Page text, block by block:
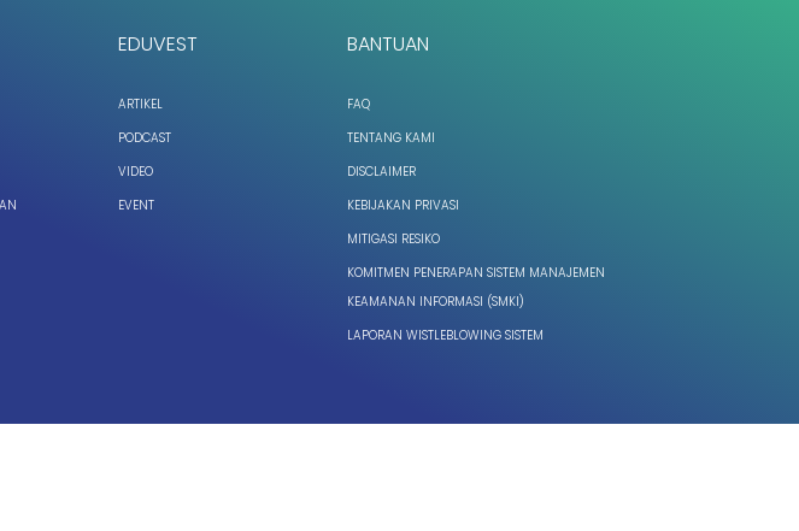
EDUVEST
ARTIKEL
PODCAST
VIDEO
EVENT
BANTUAN
FAQ
TENTANG KAMI
DISCLAIMER
KEBIJAKAN PRIVASI
MITIGASI RESIKO
KOMITMEN PENERAPAN SISTEM MANAJEMEN
KEAMANAN INFORMASI (SMKI)
LAPORAN WISTLEBLOWING SISTEM